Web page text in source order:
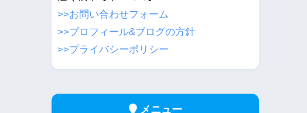
>>お問い合わせフォーム
>>プロフィール&ブログの方針
>>プライバシーポリシー
メニュー